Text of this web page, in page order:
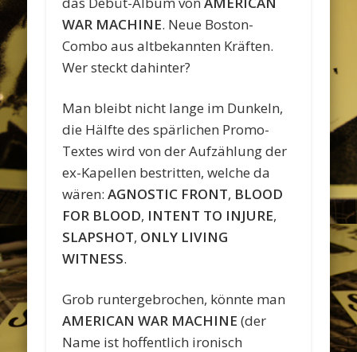
WAR MACHINE. Neue Boston-
Combo aus altbekannten Kräften.
Wer steckt dahinter?
Man bleibt nicht lange im Dunkeln,
die Hälfte des spärlichen Promo-
Textes wird von der Aufzählung der
ex-Kapellen bestritten, welche da
wären:AGNOSTIC FRONT, BLOOD
FOR BLOOD, INTENT TO INJURE,
SLAPSHOT, ONLY LIVING
WITNESS.
Grob runtergebrochen, könnte man
AMERICAN WAR MACHINE (der
Name ist hoffentlich ironisch